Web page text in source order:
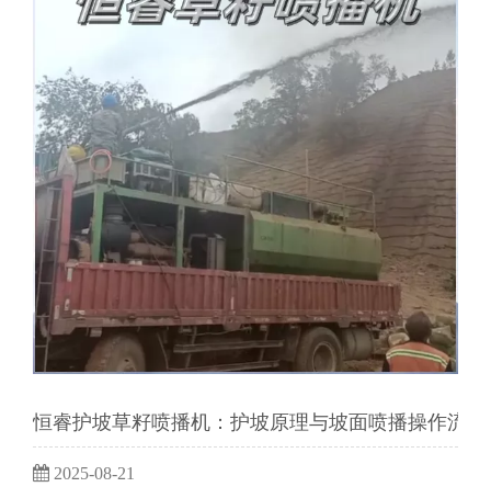
恒睿护坡草籽喷播机：护坡原理与坡面喷播操作流程
2025-08-21